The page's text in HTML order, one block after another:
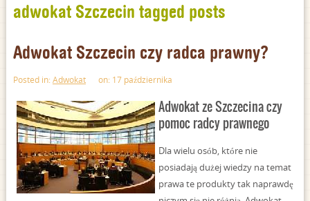
adwokat Szczecin tagged posts
Adwokat Szczecin czy radca prawny?
Posted in:Adwokat on: 17 października
Adwokat ze Szczecina czy
pomoc radcy prawnego
Dla wielu osób, które nie
posiadają dużej wiedzy na temat
prawa te produkty tak naprawdę